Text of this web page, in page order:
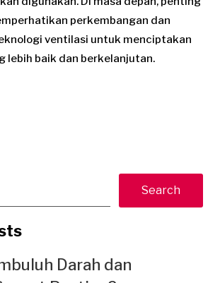
perkembangan dan
ventilasi untuk menciptakan
lebih baik dan berkelanjutan.
Search
Darah dan